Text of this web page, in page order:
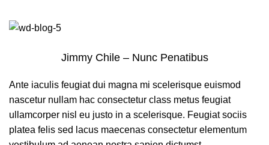
Jimmy Chile – Nunc Penatibus
Ante iaculis feugiat dui magna mi scelerisque euismod
nascetur nullam hac consectetur class metus feugiat
ullamcorper nisl eu justo in a scelerisque. Feugiat sociis
platea felis sed lacus maecenas consectetur elementum